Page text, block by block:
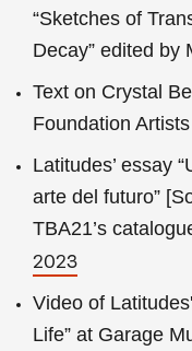
“Sketches of
Decay” edited by
Text on Crystal
Foundation
Latitudes’ essay
arte del futuro”
TBA21’s
2023
Video of
Life” at Garage